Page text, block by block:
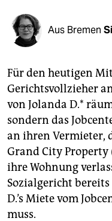
shop
fragen & hilfe
abo
genossenschaft
epaper login
Aus Bremen
Für den heutigen
Gerichtsvollzieher
von Jolanda D.*
sondern das
an ihren Vermieter,
Grand City Property
ihre Wohnung
Sozialgericht
D.’s Miete vom
muss.